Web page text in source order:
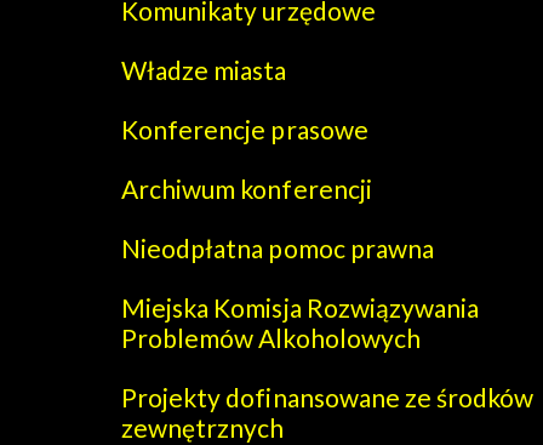
Komunikaty urzędowe
Władze miasta
Konferencje prasowe
Archiwum konferencji
Nieodpłatna pomoc prawna
Miejska Komisja Rozwiązywania
Problemów Alkoholowych
Projekty dofinansowane ze środków
zewnętrznych